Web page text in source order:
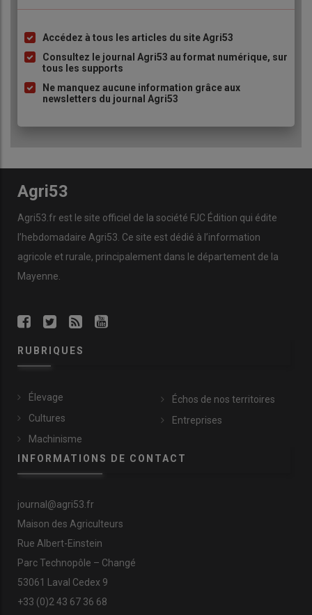
Liste
à
puce
Accédez à tous les articles du site Agri53
Consultez le journal Agri53 au format numérique, sur
tous les supports
Ne manquez aucune information grâce aux
newsletters du journal Agri53
Agri53
Agri53.fr est le site officiel de la société FJC Édition qui édite
l’hebdomadaire Agri53. Ce site est dédié à l’information
agricole et rurale, principalement dans le département de la
Mayenne.
RUBRIQUES
Élevage
Cultures
Machinisme
Échos de nos territoires
Entreprises
INFORMATIONS DE CONTACT
journal@agri53.fr
Maison des Agriculteurs
Rue Albert-Einstein
Parc Technopôle – Changé
53061 Laval Cedex 9
+33 (0)2 43 67 36 68